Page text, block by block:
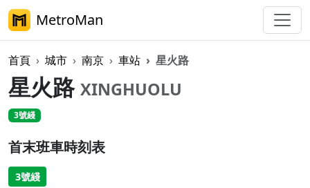
MetroMan
首頁 城市 南京 車站 星火路
星火路 XINGHUOLU
3號綫
首末班車時刻表
3號綫